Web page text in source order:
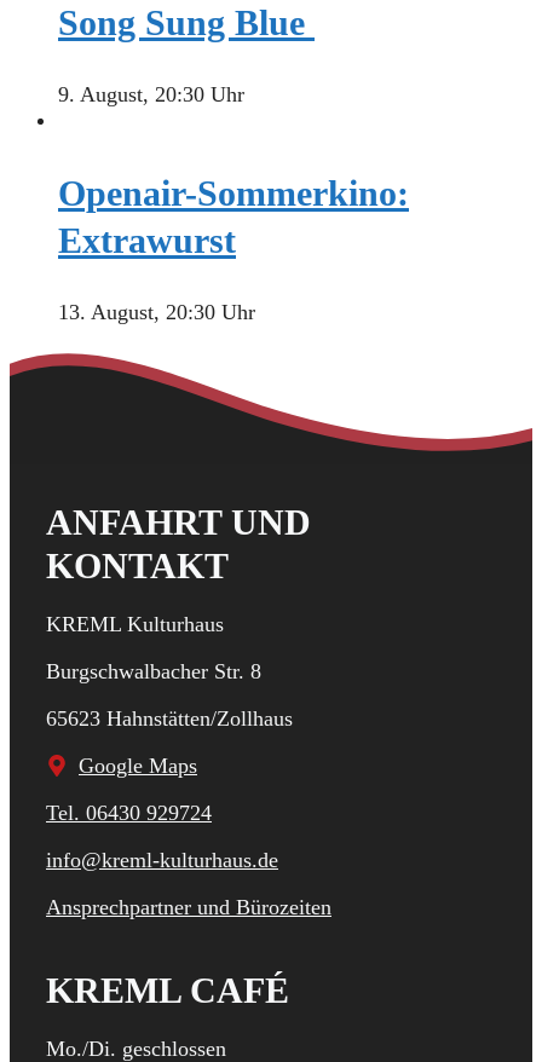
Song Sung Blue
9. August, 20:30 Uhr
Openair-Sommerkino:
Extrawurst
13. August, 20:30 Uhr
ANFAHRT UND
KONTAKT
KREML Kulturhaus
Burgschwalbacher Str. 8
65623 Hahnstätten/Zollhaus
Google Maps
Tel. 06430 929724
info@kreml-kulturhaus.de
Ansprechpartner und Bürozeiten
KREML CAFÉ
Mo./Di. geschlossen